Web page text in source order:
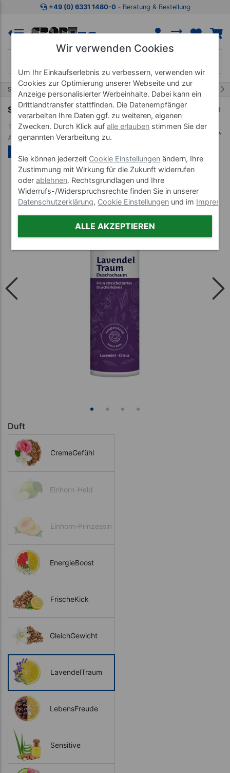
Zum Kaufbereich springen Zur Produktbeschreibung
+49 (0) 6331 1480-0 ‐ Beratung & Bestellung
Start Präparate Hautpflege 36/68
Spitzner Duschschaum LavendelTraum, 150ml
Art-Nr. 36264-0001
NEU
Duft
CremeGefühl
Einhorn-Held
Einhorn-Prinzessin
EnergieBoost
FrischeKick
GleichGewicht
LavendelTraum
LebensFreude
Sensitive
Wir verwenden Cookies
Um Ihr Einkaufserlebnis zu verbessern, verwenden wir
Cookies zur Optimierung unserer Webseite und zur
Anzeige personalisierter Werbeinhalte. Dabei kann ein
Drittlandtransfer stattfinden. Die Datenempfänger
verarbeiten Ihre Daten ggf. zu weiteren, eigenen
Zwecken. Durch Klick aufalle erlauben stimmen Sie der
genannten Verarbeitung zu.
Sie können jederzeit Cookie Einstellungen ändern, Ihre
Zustimmung mit Wirkung für die Zukunft widerrufen
oderablehnen. Rechtsgrundlagen und Ihre
Widerrufs-/Widerspruchsrechte finden Sie in unserer
Datenschutzerklärung, Cookie Einstellungen und im
ALLE AKZEPTIEREN